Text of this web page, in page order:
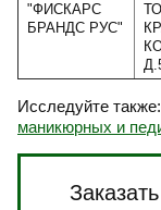
"ФИСКАРС
БРАНДС РУС"
Исследуйте также:
маникюрных и